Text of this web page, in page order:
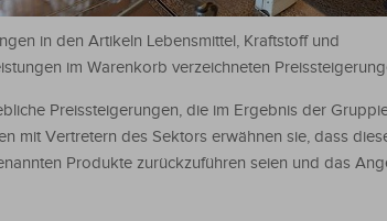
in den Artikeln Lebensmittel, Kraftstoff und
im Warenkorb verzeichneten
Preissteigerungen, die im Ergebnis der
mit Vertretern des Sektors erwähnen sie, dass
Produkte zurückzuführen seien und das